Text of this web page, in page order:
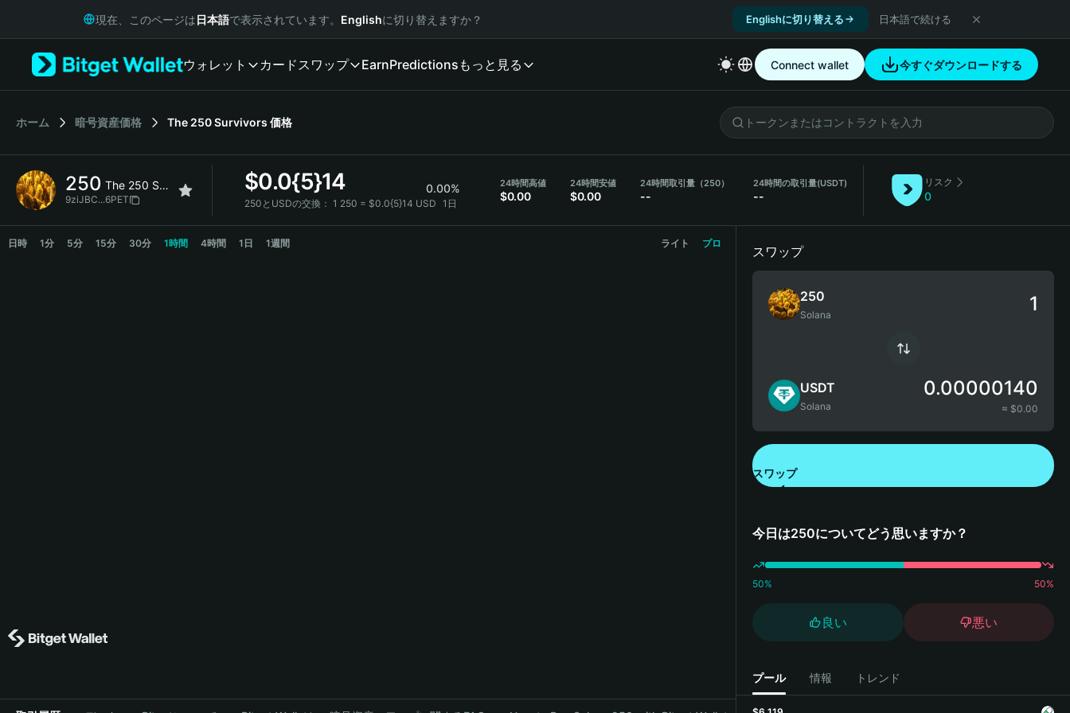
Русский
Italiano
简体中文
繁體中文
Bahasa Indonesia
現在、このページは日本語で表示されています。 Englishに切り替えますか？ Englishに切り替える 日本語で続ける
ウォレット カードスワップ EarnPredictions もっと見る Connect wallet 今すぐダウンロードする
ホーム 暗号資産価格 The 250 Survivors 価格
250 The 250 Survivors
9ziJBC...6PET
$0.0{5}14 0.00%
250とUSDの交換： 1 250 = $0.0{5}14 USD 1日
24時間高値
$0.00
24時間安値
$0.00
24時間取引量（250）
--
24時間の取引量(USDT)
--
リスク
0
250 Price Chart
日時 1分 5分 15分 30分 1時間 4時間 1日 1週間 ライト プロ
スワップ
250
Solana
USDT
Solana
0.00000140
≈ $0.00
スワップ
今日は250についてどう思いますか？
50% 50%
良い 悪い
プール 情報 トレンド